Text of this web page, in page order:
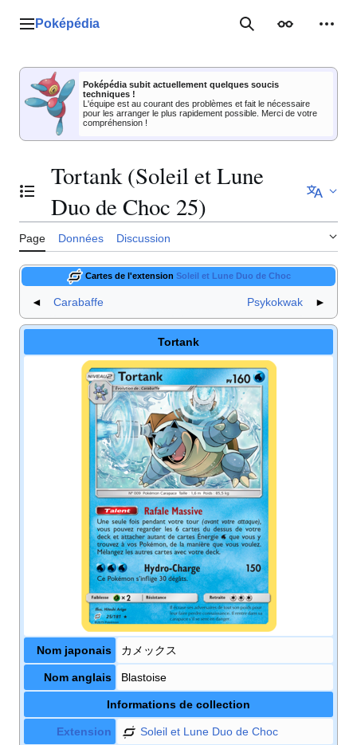
Menu principal
Poképédia RechercherApparence
Poképédia subit actuellement quelques soucis
techniques !
L'équipe est au courant des problèmes et fait le nécessaire
pour les arranger le plus rapidement possible. Merci de votre
compréhension !
Basculer la table des matières
Tortank (Soleil et Lune
Duo de Choc 25)
Page Données Discussion
Cartes de l'extension Soleil et Lune Duo de Choc
◄ Carabaffe Psykokwak ►
Tortank
Nom japonais カメックス
Nom anglais Blastoise
Informations de collection
Extension Soleil et Lune Duo de Choc